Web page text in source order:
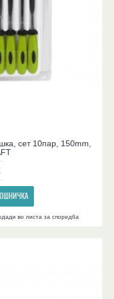
сет 10пар, 150mm,
во листа за споредба